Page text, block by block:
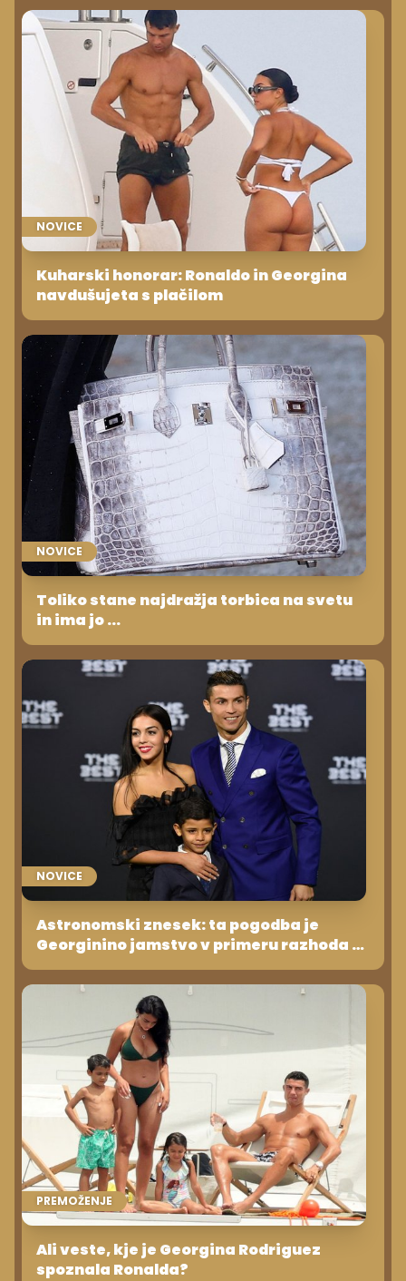
NOVICE
Kuharski honorar: Ronaldo in Georgina
navdušujeta s plačilom
NOVICE
Toliko stane najdražja torbica na svetu
in ima jo ...
NOVICE
Astronomski znesek: ta pogodba je
Georginino jamstvo v primeru razhoda z
PREMOŽENJE
Ali veste, kje je Georgina Rodriguez
spoznala Ronalda?